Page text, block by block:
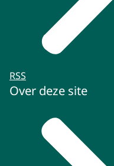
RSS
Over deze site